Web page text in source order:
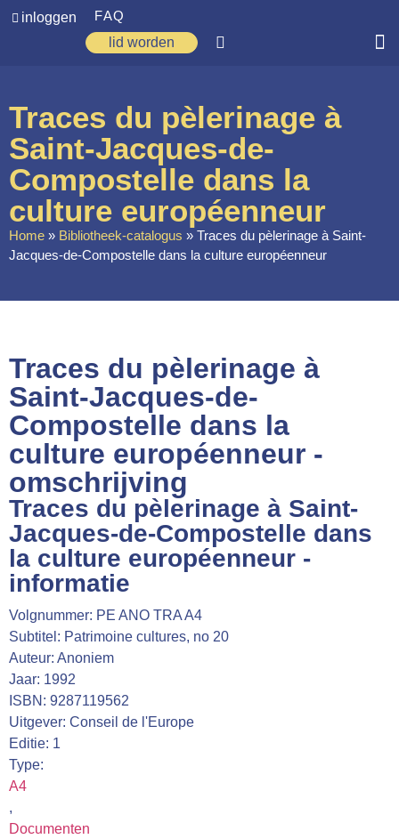
inloggen
FAQ
lid worden
Zoeken
Over ons
Op weg
Spirituele reis
Agenda
Webshop
Contact
Traces du pèlerinage à
Saint-Jacques-de-
Compostelle dans la
culture européenneur
Home » Bibliotheek-catalogus » Traces du pèlerinage à Saint-
Jacques-de-Compostelle dans la culture européenneur
Traces du pèlerinage à
Saint-Jacques-de-
Compostelle dans la
culture européenneur -
omschrijving
Traces du pèlerinage à Saint-
Jacques-de-Compostelle dans
la culture européenneur -
informatie
Volgnummer: PE ANO TRA A4
Subtitel: Patrimoine cultures, no 20
Auteur: Anoniem
Jaar: 1992
ISBN: 9287119562
Uitgever: Conseil de l'Europe
Editie: 1
Type:
A4
,
Documenten